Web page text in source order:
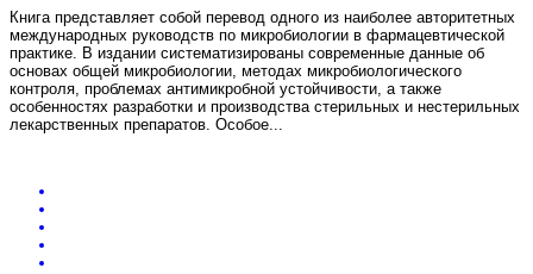
Книга представляет собой перевод одного из наиболее авторитетных
международных руководств по микробиологии в фармацевтической
практике. В издании систематизированы современные данные об
основах общей микробиологии, методах микробиологического
контроля, проблемах антимикробной устойчивости, а также
особенностях разработки и производства стерильных и нестерильных
лекарственных препаратов. Особое